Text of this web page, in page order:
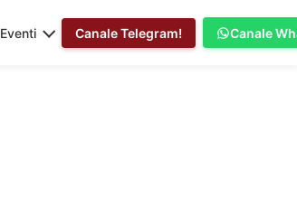
Eventi Canale Telegram! Canale